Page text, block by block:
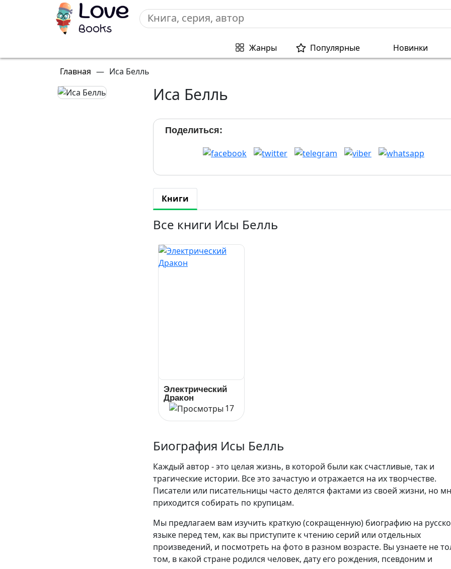
Жанры Популярные Новинки
Главная — Иса Белль
Иса Белль
Поделиться:
Книги
Все книги Исы Белль
Электрический
Дракон
17
Биография Исы Белль
Каждый автор - это целая жизнь, в которой были как счастливые, так и
трагические истории. Все это зачастую и отражается на их творчестве.
Писатели или писательницы часто делятся фактами из своей жизни, но
приходится собирать по крупицам.
Мы предлагаем вам изучить краткую (сокращенную) биографию на
языке перед тем, как вы приступите к чтению серий или отдельных
произведений, и посмотреть на фото в разном возрасте. Вы узнаете не
том, в какой стране родился человек, дату его рождения, псевдоним и